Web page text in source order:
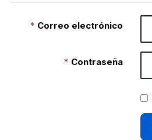
Correo electrónico
Contraseña